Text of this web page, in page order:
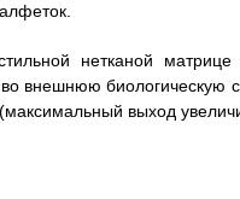
нетканой матрице
внешнюю биологическую
выход